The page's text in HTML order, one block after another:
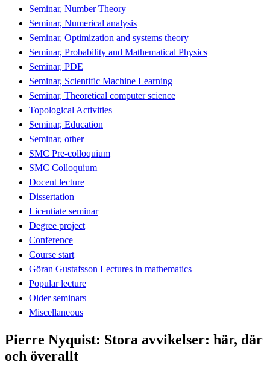
Seminar, Number Theory
Seminar, Numerical analysis
Seminar, Optimization and systems theory
Seminar, Probability and Mathematical Physics
Seminar, PDE
Seminar, Scientific Machine Learning
Seminar, Theoretical computer science
Topological Activities
Seminar, Education
Seminar, other
SMC Pre-colloquium
SMC Colloquium
Docent lecture
Dissertation
Licentiate seminar
Degree project
Conference
Course start
Göran Gustafsson Lectures in mathematics
Popular lecture
Older seminars
Miscellaneous
Pierre Nyquist: Stora avvikelser: här, där
och överallt